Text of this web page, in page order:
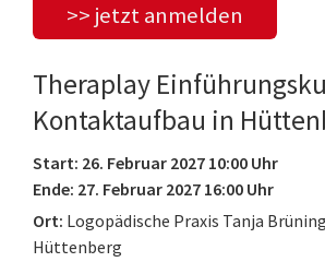
>> jetzt anmelden
Theraplay
Kontaktaufbau in
Start: 26. Februar 2027 10:00 Uhr
Ende: 27. Februar 2027 16:00 Uhr
Ort: Logopädische Praxis Tanja
Hüttenberg